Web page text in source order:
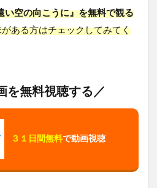
空の向こうに』を無料で観る
ある方はチェックしてみてく
を無料視聴する／
３１日間無料で動画視聴